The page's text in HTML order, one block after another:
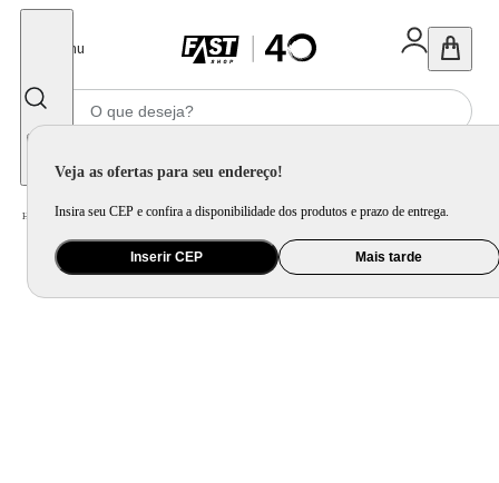
Menu
Veja as ofertas para seu endereço!
Insira seu CEP e confira a disponibilidade dos produtos e prazo de entrega.
Inserir CEP Mais tarde
Home Móveis e Decoração / Móveis para Sala de Jantar / Mesa de Jantar